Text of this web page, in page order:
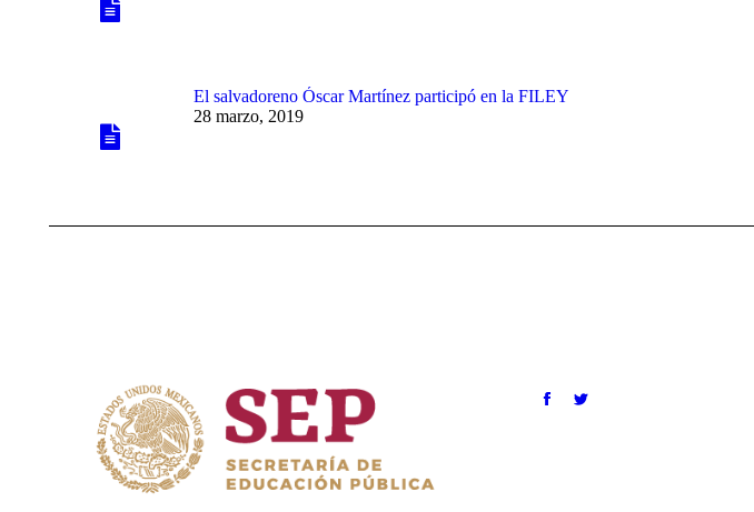
El salvadoreno Óscar Martínez participó en la FILEY
28 marzo, 2019